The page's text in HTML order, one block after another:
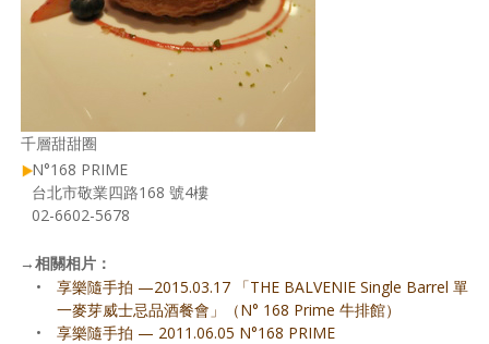
千層甜甜圈
N°168 PRIME
台北市敬業四路168 號4樓
02-6602-5678
→相關相片：
•
享樂隨手拍 —2015.03.17 「THE BALVENIE Single Barrel 單
一麥芽威士忌品酒餐會」（N° 168 Prime 牛排館）
•
享樂隨手拍 — 2011.06.05 N°168 PRIME